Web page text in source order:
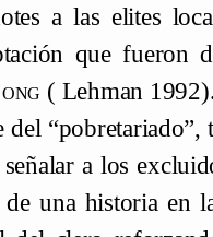
a las elites
que fueron
ong ( Lehman
del
a los
una historia en